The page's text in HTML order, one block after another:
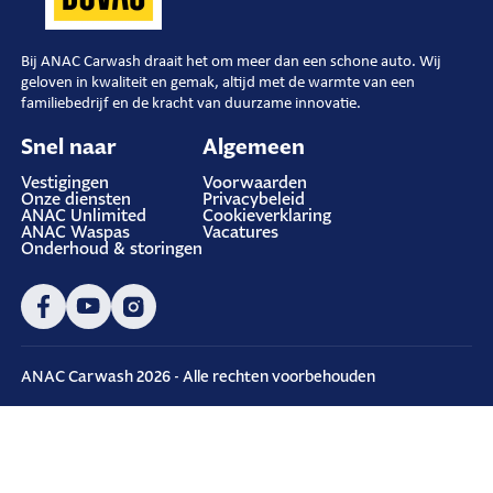
g
a
t
i
e
Bij ANAC Carwash draait het om meer dan een schone auto. Wij
geloven in kwaliteit en gemak, altijd met de warmte van een
familiebedrijf en de kracht van duurzame innovatie.
Snel naar
Vestigingen
Onze diensten
ANAC Unlimited
ANAC Waspas
Onderhoud & storingen
Algemeen
Voorwaarden
Privacybeleid
Cookieverklaring
Vacatures
ANAC Carwash 2026 - Alle rechten voorbehouden